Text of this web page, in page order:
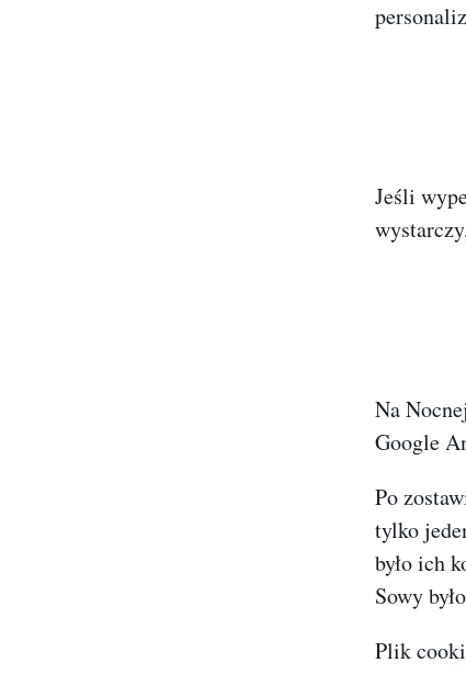
Jeśli
Na
Google
Po
tylko
było ich
Sowy
Plik